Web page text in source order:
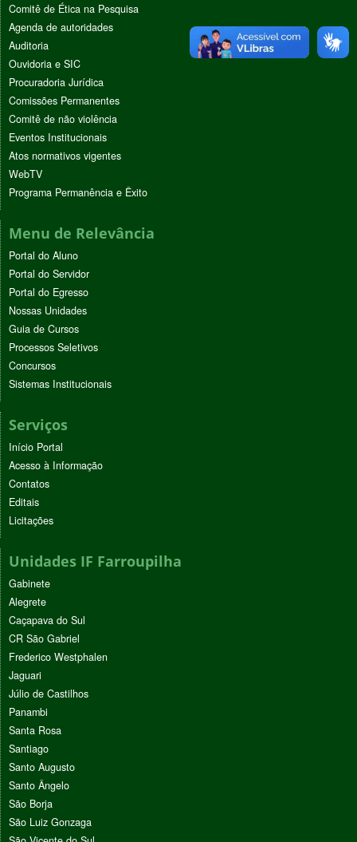
Comitê de Ética na Pesquisa
Agenda de autoridades
Auditoria
Ouvidoria e SIC
Procuradoria Jurídica
Comissões Permanentes
Comitê de não violência
Eventos Institucionais
Atos normativos vigentes
WebTV
Programa Permanência e Êxito
Menu de Relevância
Portal do Aluno
Portal do Servidor
Portal do Egresso
Nossas Unidades
Guia de Cursos
Processos Seletivos
Concursos
Sistemas Institucionais
Serviços
Início Portal
Acesso à Informação
Contatos
Editais
Licitações
Unidades IF Farroupilha
Gabinete
Alegrete
Caçapava do Sul
CR São Gabriel
Frederico Westphalen
Jaguari
Júlio de Castilhos
Panambi
Santa Rosa
Santiago
Santo Augusto
Santo Ângelo
São Borja
São Luiz Gonzaga